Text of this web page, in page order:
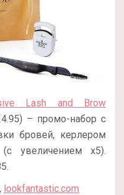
Lash and Brow
– промо-набор с
бровей, керлером
увеличением х5).
, lookfantastic.com